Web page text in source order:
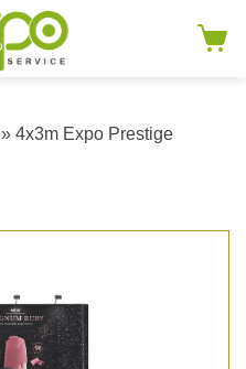
» 4x3m Expo Prestige